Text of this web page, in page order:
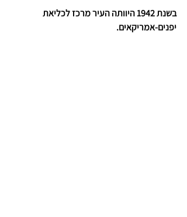
בשנת 1942 היוותה העיר מרכז לכליאת
יפנים-אמריקאים.